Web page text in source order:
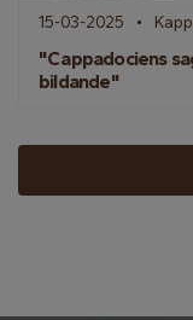
15-03-2025
"Cappadociens
bildande"